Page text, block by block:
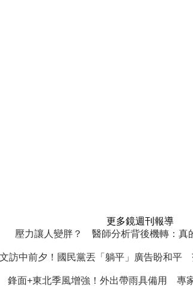
更多鏡週刊報導
壓力讓人變胖？ 醫師分析背後機轉：真
訪中前夕！國民黨丟「躺平」廣告盼和平
鋒面+東北季風增強！外出帶雨具備用 專